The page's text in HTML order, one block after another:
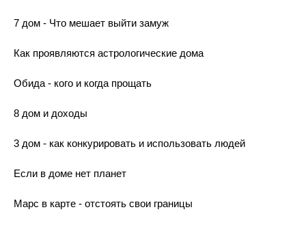
7 дом - Что мешает выйти замуж
Как проявляются астрологические дома
Обида - кого и когда прощать
8 дом и доходы
3 дом - как конкурировать и использовать людей
Если в доме нет планет
Марс в карте - отстоять свои границы